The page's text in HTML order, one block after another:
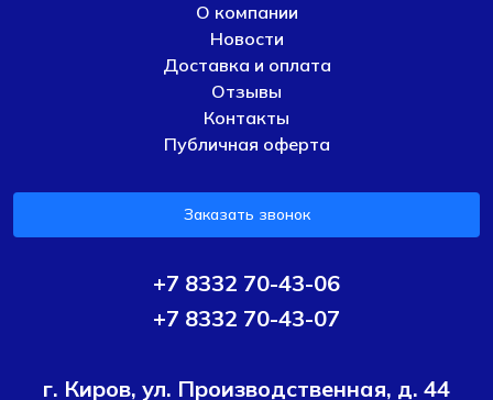
О компании
Новости
Доставка и оплата
Отзывы
Контакты
Публичная оферта
Заказать звонок
+7 8332 70-43-06
+7 8332 70-43-07
г. Киров, ул. Производственная, д. 44